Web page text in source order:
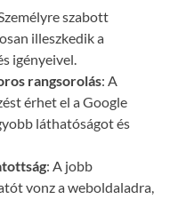
szabott
illeszkedik a
igényeivel.
rangsorolás: A
érhet el a Google
láthatóságot és
: A jobb
vonz a weboldaladra,